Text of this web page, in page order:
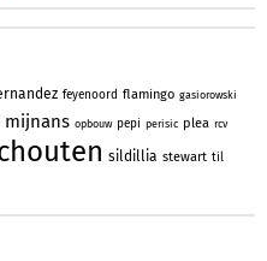
feyenoord flamingo gasiorowski
mijnans opbouw pepi perisic plea rcv
sildillia stewart til